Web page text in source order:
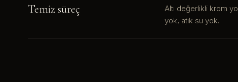
Temiz süreç
Altı değerlikli krom
yok, atık su yok.